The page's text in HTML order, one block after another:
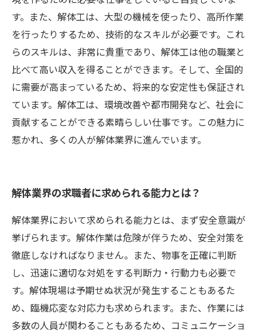
す。また、解体工は、大型の機械を使ったり、高所作業
を行ったりするため、技術的なスキルが必要です。これ
らのスキルは、非常に貴重であり、解体工は他の職業と
比べて高い収入を得ることができます。そして、全国的
に需要が高まっているため、将来的な安定性も保証され
ています。解体工は、環境改善や都市開発など、社会に
貢献することができる素晴らしい仕事です。この魅力に
惹かれ、多くの人が解体業界に進んでいます。
解体業界の求職者に求められる能力とは？
解体業界において求められる能力とは、まず安全意識が
挙げられます。解体作業は危険が伴うため、安全対策を
徹底しなければなりません。また、物事を正確に判断
し、迅速に適切な対処をする判断力・行動力も必要で
す。解体現場は予期せぬ状況が発生することもあるた
め、臨機応変な対応力も求められます。また、作業には
多数の人員が関わることもあるため、コミュニケーショ